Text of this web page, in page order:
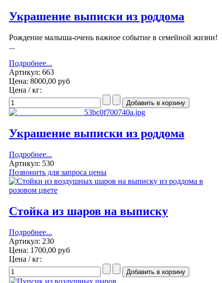
Украшение выписки из роддома
Рождение малыша-очень важное событие в семейной жизни!
...
Подробнее...
Артикул: 663
Цена: 8000,00 руб
Цена / кг:
Украшение выписки из роддома
Подробнее...
Артикул: 530
Позвонить для запроса цены
Стойка из шаров на выписку
Подробнее...
Артикул: 230
Цена: 1700,00 руб
Цена / кг: